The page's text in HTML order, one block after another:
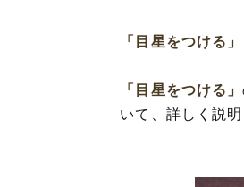
「目星をつける」
「目星をつける」
いて、詳しく説明